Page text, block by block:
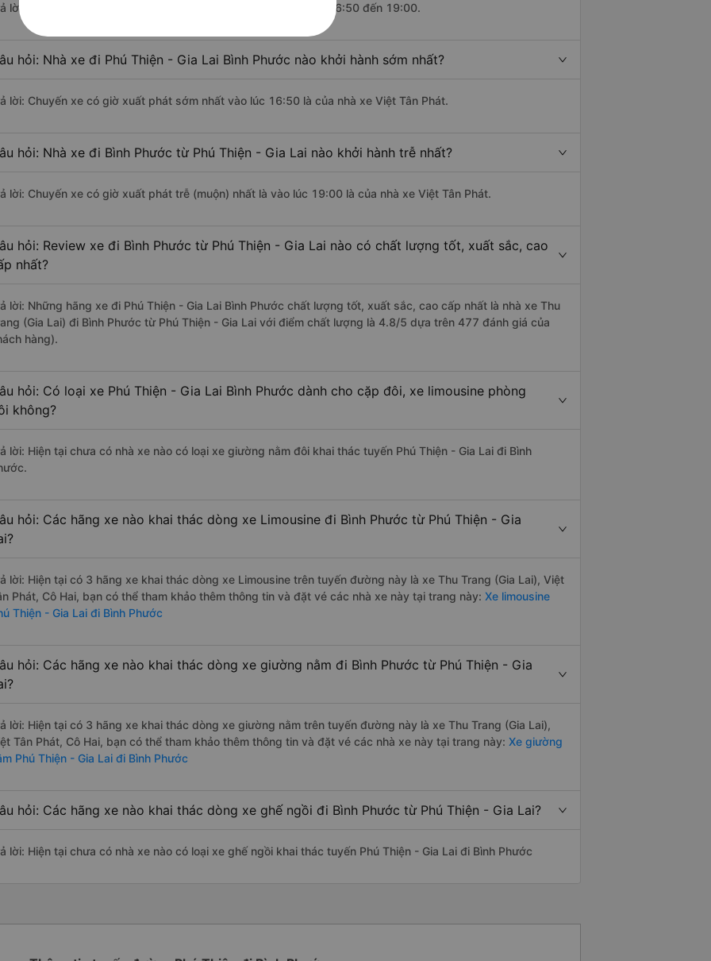
lời: Trung bình mỗi ngày có khoảng 11 chuyến xe bắt đầu từ 16:50 đến 19:00.
hỏi: Nhà xe đi Phú Thiện - Gia Lai Bình Phước nào khởi hành sớm nhất?
lời: Chuyến xe có giờ xuất phát sớm nhất vào lúc 16:50 là của nhà xe Việt Tân Phát.
hỏi: Nhà xe đi Bình Phước từ Phú Thiện - Gia Lai nào khởi hành trễ nhất?
lời: Chuyến xe có giờ xuất phát trễ (muộn) nhất là vào lúc 19:00 là của nhà xe Việt Tân Phát.
hỏi: Review xe đi Bình Phước từ Phú Thiện - Gia Lai nào có chất lượng tốt, xuất sắc, cao
nhất?
lời: Những hãng xe đi Phú Thiện - Gia Lai Bình Phước chất lượng tốt, xuất sắc, cao cấp nhất là nhà xe Thu
(Gia Lai) đi Bình Phước từ Phú Thiện - Gia Lai với điểm chất lượng là 4.8/5 dựa trên 477 đánh giá của
hàng).
hỏi: Có loại xe Phú Thiện - Gia Lai Bình Phước dành cho cặp đôi, xe limousine phòng
không?
lời: Hiện tại chưa có nhà xe nào có loại xe giường nằm đôi khai thác tuyến Phú Thiện - Gia Lai đi Bình
hỏi: Các hãng xe nào khai thác dòng xe Limousine đi Bình Phước từ Phú Thiện - Gia
lời: Hiện tại có 3 hãng xe khai thác dòng xe Limousine trên tuyến đường này là xe Thu Trang (Gia Lai), Việt
Phát, Cô Hai, bạn có thể tham khảo thêm thông tin và đặt vé các nhà xe này tại trang này: Xe limousine
Thiện - Gia Lai đi Bình Phước
hỏi: Các hãng xe nào khai thác dòng xe giường nằm đi Bình Phước từ Phú Thiện - Gia
lời: Hiện tại có 3 hãng xe khai thác dòng xe giường nằm trên tuyến đường này là xe Thu Trang (Gia Lai),
Tân Phát, Cô Hai, bạn có thể tham khảo thêm thông tin và đặt vé các nhà xe này tại trang này: Xe giường
Phú Thiện - Gia Lai đi Bình Phước
hỏi: Các hãng xe nào khai thác dòng xe ghế ngồi đi Bình Phước từ Phú Thiện - Gia Lai?
lời: Hiện tại chưa có nhà xe nào có loại xe ghế ngồi khai thác tuyến Phú Thiện - Gia Lai đi Bình Phước